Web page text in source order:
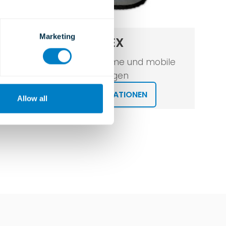
Marketing
Allow all
GENFLEX
Für industrielle, maritime und mobile
Anwendungen
WEITERE INFORMATIONEN